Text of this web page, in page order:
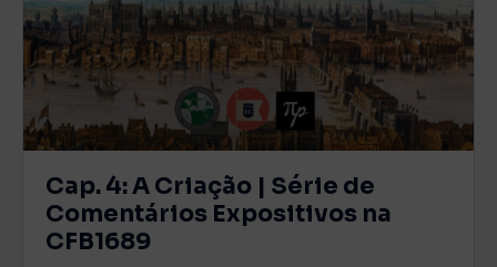
Cap. 4: A Criação | Série de
Comentários Expositivos na
CFB1689